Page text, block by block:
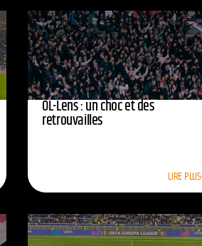
OL-Lens : un choc et des
retrouvailles
LIRE PLUS